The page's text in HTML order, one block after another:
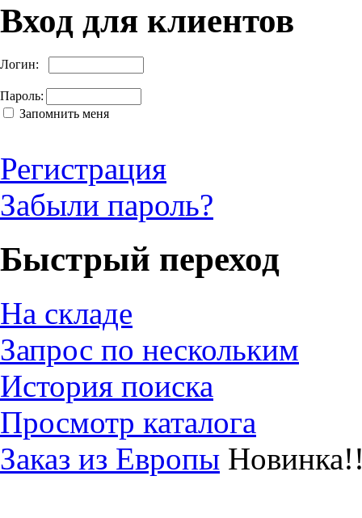
Вход для клиентов
Логин:
Пароль:
Запомнить меня
Регистрация
Забыли пароль?
Быстрый переход
На складе
Запрос по нескольким
История поиска
Просмотр каталога
Заказ из Европы